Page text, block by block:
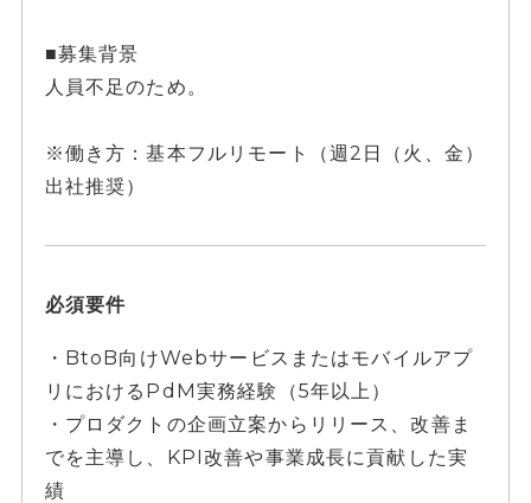
■募集背景
人員不足のため。
※働き方：基本フルリモート（週2日（火、金）
出社推奨）
必須要件
・BtoB向けWebサービスまたはモバイルアプ
リにおけるPdM実務経験（5年以上）
・プロダクトの企画立案からリリース、改善ま
でを主導し、KPI改善や事業成長に貢献した実
績